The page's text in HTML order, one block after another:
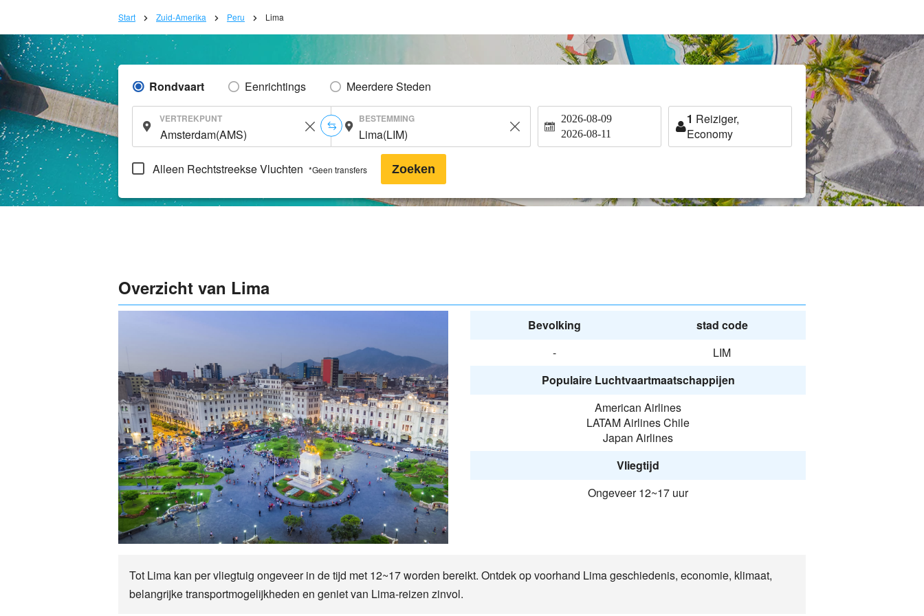
Start Zuid-Amerika Peru Lima
Rondvaart Eenrichtings Meerdere Steden
VERTREKPUNT BESTEMMING 2026-08-09
2026-08-11
1 Reiziger,
Economy
Alleen Rechtstreekse Vluchten *Geen transfers Zoeken
Overzicht van Lima
Bevolking
stad code
-
LIM
Populaire Luchtvaartmaatschappijen
American Airlines
LATAM Airlines Chile
Japan Airlines
Vliegtijd
Ongeveer 12~17 uur
Tot Lima kan per vliegtuig ongeveer in de tijd met 12~17 worden bereikt. Ontdek op voorhand Lima geschiedenis, economie, klimaat,
belangrijke transportmogelijkheden en geniet van Lima-reizen zinvol.